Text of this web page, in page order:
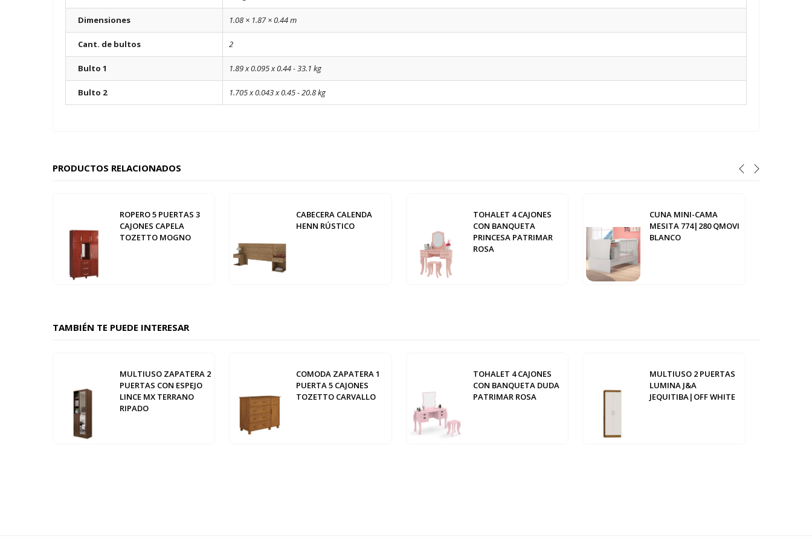
Dimensiones 1.08 × 1.87 × 0.44 m
Cant. de bultos 2
Bulto 1 1.89 x 0.095 x 0.44 - 33.1 kg
Bulto 2 1.705 x 0.043 x 0.45 - 20.8 kg
PRODUCTOS RELACIONADOS
ROPERO 5 PUERTAS 3
CAJONES CAPELA
TOZETTO MOGNO
CABECERA CALENDA
HENN RÚSTICO
TOHALET 4 CAJONES
CON BANQUETA
PRINCESA PATRIMAR
ROSA
CUNA MINI-CAMA
MESITA 774|280 QMOVI
BLANCO
TAMBIÉN TE PUEDE INTERESAR
MULTIUSO ZAPATERA 2
PUERTAS CON ESPEJO
LINCE MX TERRANO
RIPADO
COMODA ZAPATERA 1
PUERTA 5 CAJONES
TOZETTO CARVALLO
TOHALET 4 CAJONES
CON BANQUETA DUDA
PATRIMAR ROSA
MULTIUSO 2 PUERTAS
LUMINA J&A
JEQUITIBA|OFF WHITE